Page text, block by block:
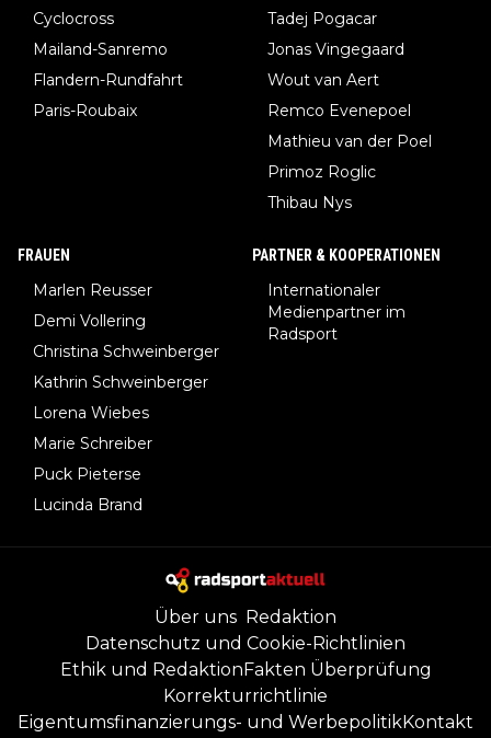
Cyclocross
Mailand-Sanremo
Flandern-Rundfahrt
Paris-Roubaix
Tadej Pogacar
Jonas Vingegaard
Wout van Aert
Remco Evenepoel
Mathieu van der Poel
Primoz Roglic
Thibau Nys
FRAUEN
Marlen Reusser
Demi Vollering
Christina Schweinberger
Kathrin Schweinberger
Lorena Wiebes
Marie Schreiber
Puck Pieterse
Lucinda Brand
PARTNER & KOOPERATIONEN
Internationaler
Medienpartner im
Radsport
Über uns Redaktion
Datenschutz und Cookie-Richtlinien
Ethik und RedaktionFakten Überprüfung
Korrekturrichtlinie
Eigentumsfinanzierungs- und WerbepolitikKontakt